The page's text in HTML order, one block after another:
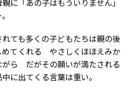
に「あの子はもういりません」
ても多くの子どもたちは親の後
てくれる やさしくほほえみか
がら だがその願いが満たされる
に出てくる言葉は重い。